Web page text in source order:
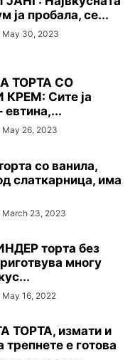
ја пробала, се...
May 30, 2023
ТОРТА СО
Сите ја
евтина,...
May 26, 2023
со ванила,
слаткарница, има
March 23, 2023
торта без
многу
May 16, 2022
ТОРТА, измати и
трепнете е готова